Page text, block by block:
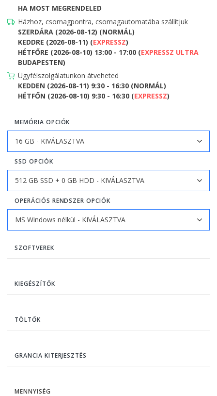
HA MOST MEGRENDELED
Házhoz, csomagpontra, csomagautomatába szállítjuk
SZERDÁRA (2026-08-12) (NORMÁL)
KEDDRE (2026-08-11) (EXPRESSZ)
HÉTFŐRE (2026-08-10) 13:00 - 17:00 (EXPRESSZ ULTRA
BUDAPESTEN)
Ügyfélszolgálatunkon átveheted
KEDDEN (2026-08-11) 9:30 - 16:30 (NORMÁL)
HÉTFŐN (2026-08-10) 9:30 - 16:30 (EXPRESSZ)
MEMÓRIA OPCIÓK
SSD OPCIÓK
OPERÁCIÓS RENDSZER OPCIÓK
SZOFTVEREK
KIEGÉSZÍTŐK
TÖLTŐK
GRANCIA KITERJESZTÉS
MENNYISÉG